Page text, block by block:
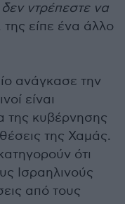
ντρέπεστε να
της είπε ένα άλλο
ανάγκασε την
είναι
της κυβέρνησης
της Χαμάς.
ότι
Ισραηλινούς
από τους